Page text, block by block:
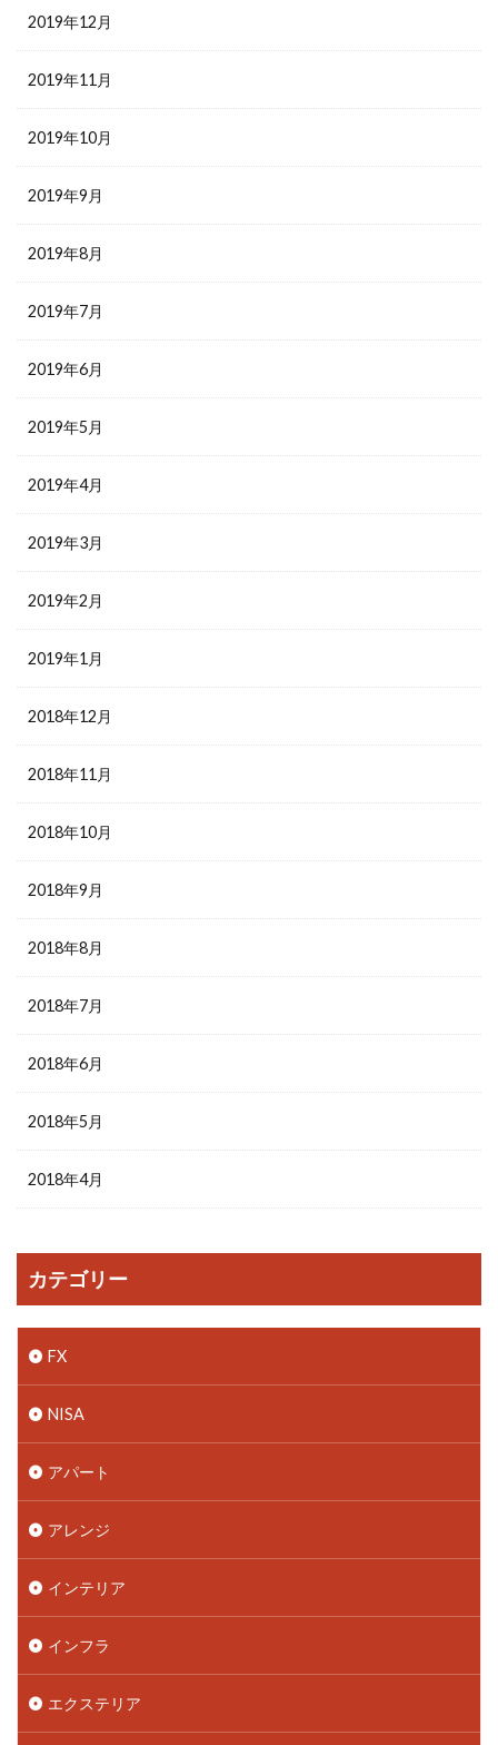
2019年12月
2019年11月
2019年10月
2019年9月
2019年8月
2019年7月
2019年6月
2019年5月
2019年4月
2019年3月
2019年2月
2019年1月
2018年12月
2018年11月
2018年10月
2018年9月
2018年8月
2018年7月
2018年6月
2018年5月
2018年4月
カテゴリー
FX
NISA
アパート
アレンジ
インテリア
インフラ
エクステリア